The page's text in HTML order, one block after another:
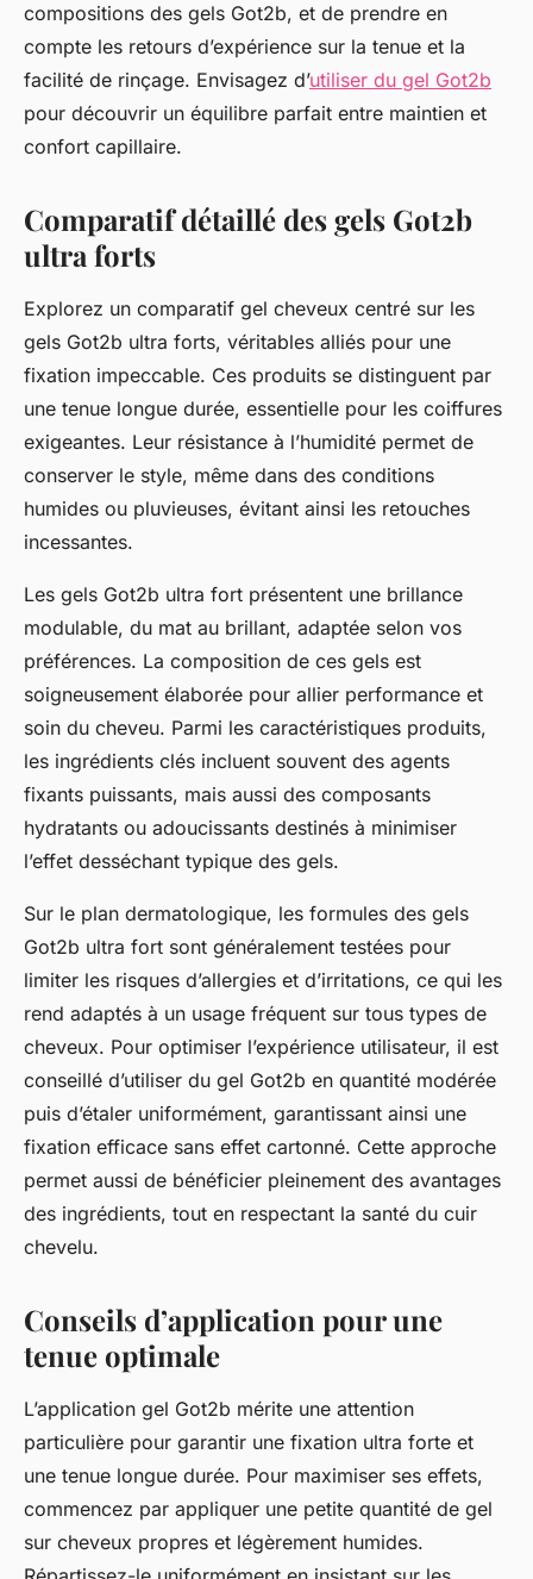
compositions des gels Got2b, et de prendre en
compte les retours d’expérience sur la tenue et la
facilité de rinçage. Envisagez d’utiliser du gel Got2b
pour découvrir un équilibre parfait entre maintien et
confort capillaire.
Comparatif détaillé des gels Got2b
ultra forts
Explorez un comparatif gel cheveux centré sur les
gels Got2b ultra forts, véritables alliés pour une
fixation impeccable. Ces produits se distinguent par
une tenue longue durée, essentielle pour les coiffures
exigeantes. Leur résistance à l’humidité permet de
conserver le style, même dans des conditions
humides ou pluvieuses, évitant ainsi les retouches
incessantes.
Les gels Got2b ultra fort présentent une brillance
modulable, du mat au brillant, adaptée selon vos
préférences. La composition de ces gels est
soigneusement élaborée pour allier performance et
soin du cheveu. Parmi les caractéristiques produits,
les ingrédients clés incluent souvent des agents
fixants puissants, mais aussi des composants
hydratants ou adoucissants destinés à minimiser
l’effet desséchant typique des gels.
Sur le plan dermatologique, les formules des gels
Got2b ultra fort sont généralement testées pour
limiter les risques d’allergies et d’irritations, ce qui les
rend adaptés à un usage fréquent sur tous types de
cheveux. Pour optimiser l’expérience utilisateur, il est
conseillé d’utiliser du gel Got2b en quantité modérée
puis d’étaler uniformément, garantissant ainsi une
fixation efficace sans effet cartonné. Cette approche
permet aussi de bénéficier pleinement des avantages
des ingrédients, tout en respectant la santé du cuir
chevelu.
Conseils d’application pour une
tenue optimale
L’application gel Got2b mérite une attention
particulière pour garantir une fixation ultra forte et
une tenue longue durée. Pour maximiser ses effets,
commencez par appliquer une petite quantité de gel
sur cheveux propres et légèrement humides.